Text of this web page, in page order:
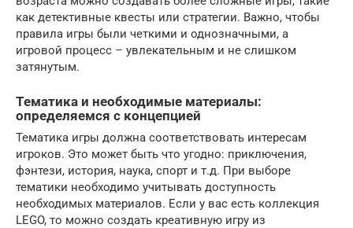
как детективные квесты или стратегии. Важно, чтобы
правила игры были четкими и однозначными, а
игровой процесс – увлекательным и не слишком
затянутым.
Тематика и необходимые материалы:
определяемся с концепцией
Тематика игры должна соответствовать интересам
игроков. Это может быть что угодно: приключения,
фэнтези, история, наука, спорт и т.д. При выборе
тематики необходимо учитывать доступность
необходимых материалов. Если у вас есть коллекция
LEGO, то можно создать креативную игру из